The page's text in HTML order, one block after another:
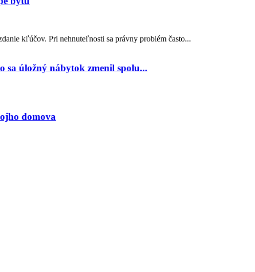
kľúčov. Pri nehnuteľnosti sa právny problém často...
sa úložný nábytok zmenil spolu...
domova